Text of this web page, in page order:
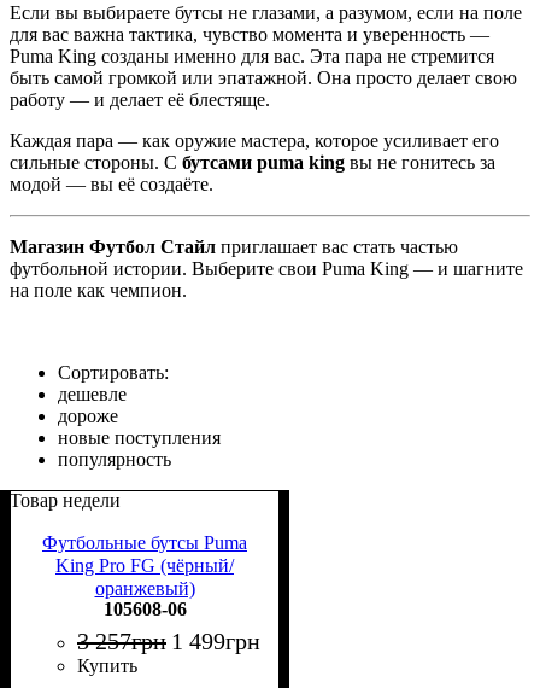
Если вы выбираете бутсы не глазами, а разумом, если на поле
для вас важна тактика, чувство момента и уверенность —
Puma King созданы именно для вас. Эта пара не стремится
быть самой громкой или эпатажной. Она просто делает свою
работу — и делает её блестяще.
Каждая пара — как оружие мастера, которое усиливает его
сильные стороны. С бутсами puma king вы не гонитесь за
модой — вы её создаёте.
Магазин Футбол Стайл приглашает вас стать частью
футбольной истории. Выберите свои Puma King — и шагните
на поле как чемпион.
Сортировать:
дешевле
дороже
новые поступления
популярность
Товар недели
Футбольные бутсы Puma
King Pro FG (чёрный/
оранжевый)
105608-06
3 257грн 1 499грн
Купить